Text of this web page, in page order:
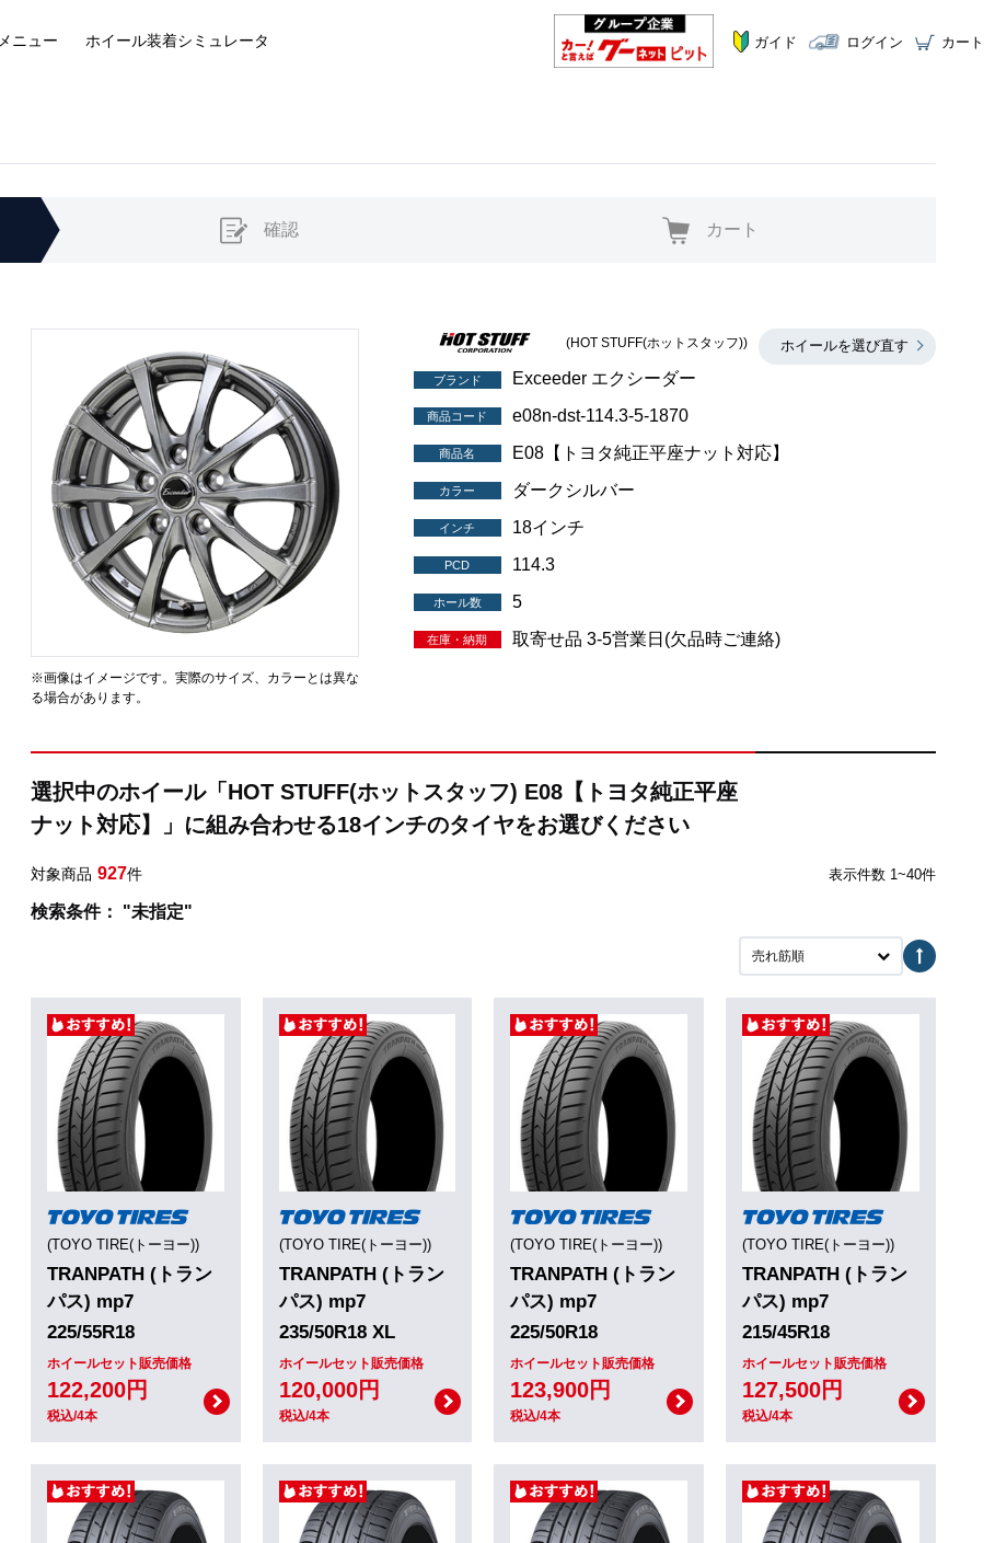
メニュー ホイール装着シミュレータ ガイド ログイン カート
確認 カート
※画像はイメージです。実際のサイズ、カラーとは異な
る場合があります。
ホイールを選び直す
(HOT STUFF(ホットスタッフ))
ブランド Exceeder エクシーダー
商品コード e08n-dst-114.3-5-1870
商品名 E08【トヨタ純正平座ナット対応】
カラー ダークシルバー
インチ 18インチ
PCD 114.3
ホール数 5
在庫・納期 取寄せ品 3-5営業日(欠品時ご連絡)
選択中のホイール「HOT STUFF(ホットスタッフ) E08【トヨタ純正平座
ナット対応】」に組み合わせる18インチのタイヤをお選びください
対象商品 927件 表示件数 1~40件
検索条件： "未指定"
売れ筋順
(TOYO TIRE(トーヨー))
TRANPATH (トラン
パス) mp7
225/55R18
ホイールセット販売価格
122,200円
税込/4本
(TOYO TIRE(トーヨー))
TRANPATH (トラン
パス) mp7
235/50R18 XL
ホイールセット販売価格
120,000円
税込/4本
(TOYO TIRE(トーヨー))
TRANPATH (トラン
パス) mp7
225/50R18
ホイールセット販売価格
123,900円
税込/4本
(TOYO TIRE(トーヨー))
TRANPATH (トラン
パス) mp7
215/45R18
ホイールセット販売価格
127,500円
税込/4本